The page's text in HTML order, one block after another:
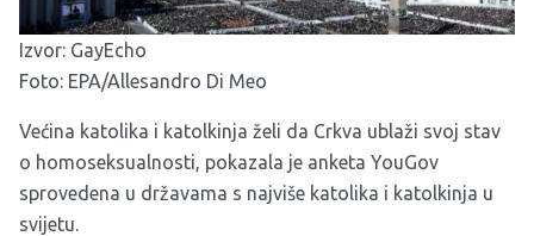
Izvor: GayEcho
Foto: EPA/Allesandro Di Meo
Većina katolika i katolkinja želi da Crkva ublaži svoj stav
o homoseksualnosti, pokazala je anketa YouGov
sprovedena u državama s najviše katolika i katolkinja u
svijetu.